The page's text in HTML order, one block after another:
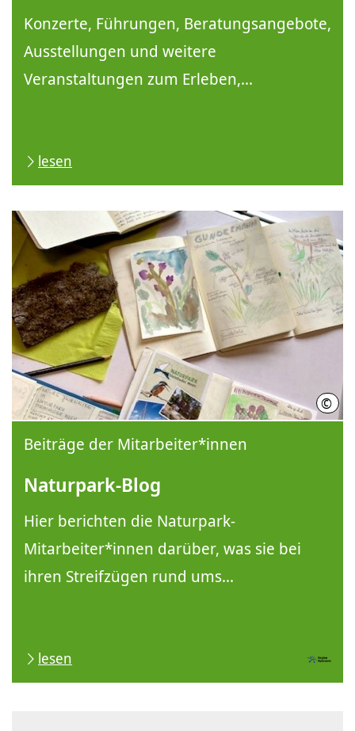
Konzerte, Führungen, Beratungsangebote,
Ausstellungen und weitere
Veranstaltungen zum Erleben,...
lesen
©
Beiträge der Mitarbeiter*innen
Naturpark-Blog
Hier berichten die Naturpark-
Mitarbeiter*innen darüber, was sie bei
ihren Streifzügen rund ums...
lesen